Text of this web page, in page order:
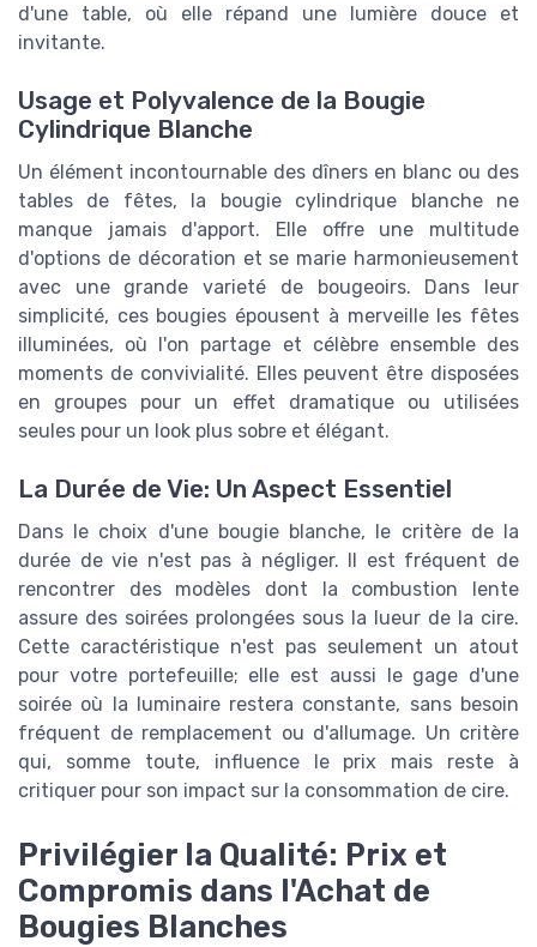
d'une table, où elle répand une lumière douce et
invitante.
Usage et Polyvalence de la Bougie
Cylindrique Blanche
Un élément incontournable des dîners en blanc ou des
tables de fêtes, la bougie cylindrique blanche ne
manque jamais d'apport. Elle offre une multitude
d'options de décoration et se marie harmonieusement
avec une grande varieté de bougeoirs. Dans leur
simplicité, ces bougies épousent à merveille les fêtes
illuminées, où l'on partage et célèbre ensemble des
moments de convivialité. Elles peuvent être disposées
en groupes pour un effet dramatique ou utilisées
seules pour un look plus sobre et élégant.
La Durée de Vie: Un Aspect Essentiel
Dans le choix d'une bougie blanche, le critère de la
durée de vie n'est pas à négliger. Il est fréquent de
rencontrer des modèles dont la combustion lente
assure des soirées prolongées sous la lueur de la cire.
Cette caractéristique n'est pas seulement un atout
pour votre portefeuille; elle est aussi le gage d'une
soirée où la luminaire restera constante, sans besoin
fréquent de remplacement ou d'allumage. Un critère
qui, somme toute, influence le prix mais reste à
critiquer pour son impact sur la consommation de cire.
Privilégier la Qualité: Prix et
Compromis dans l'Achat de
Bougies Blanches